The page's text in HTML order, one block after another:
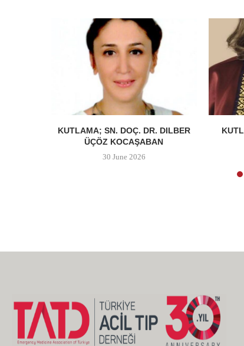
KUTLAMA; SN. DOÇ. DR. DILBER
ÜÇÖZ KOCAŞABAN
30 June 2026